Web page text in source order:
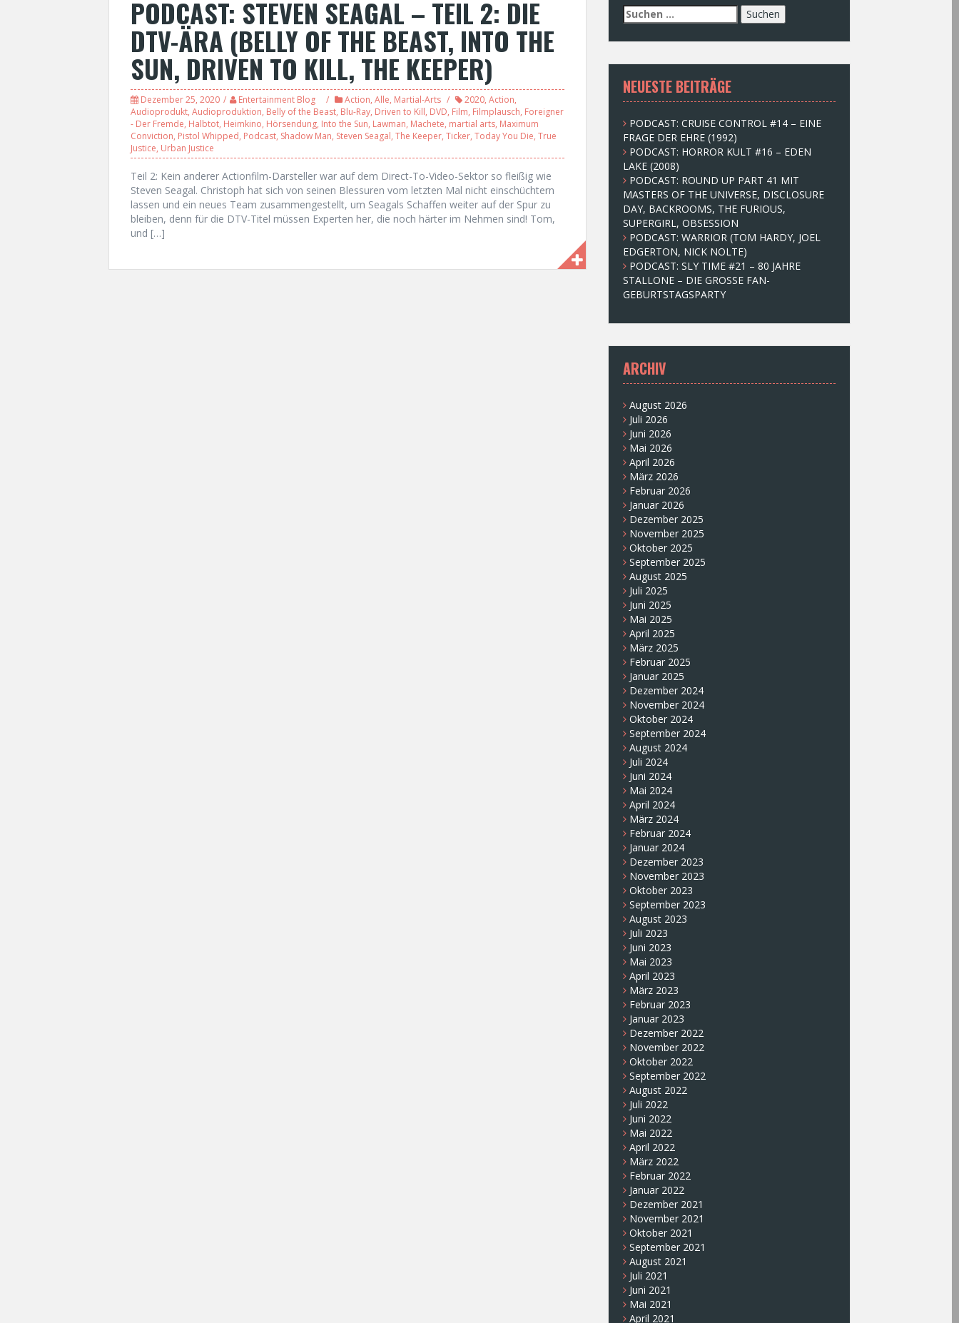
PODCAST: STEVEN SEAGAL – TEIL 2: DIE
DTV-ÄRA (BELLY OF THE BEAST, INTO THE
SUN, DRIVEN TO KILL, THE KEEPER)
Dezember 25, 2020 Entertainment Blog Action, Alle, Martial-Arts 2020, Action,
Audioprodukt, Audioproduktion, Belly of the Beast, Blu-Ray, Driven to Kill, DVD, Film, Filmplausch, Foreigner
- Der Fremde, Halbtot, Heimkino, Hörsendung, Into the Sun, Lawman, Machete, martial arts, Maximum
Conviction, Pistol Whipped, Podcast, Shadow Man, Steven Seagal, The Keeper, Ticker, Today You Die, True
Justice, Urban Justice
Teil 2: Kein anderer Actionfilm-Darsteller war auf dem Direct-To-Video-Sektor so fleißig wie
Steven Seagal. Christoph hat sich von seinen Blessuren vom letzten Mal nicht einschüchtern
lassen und ein neues Team zusammengestellt, um Seagals Schaffen weiter auf der Spur zu
bleiben, denn für die DTV-Titel müssen Experten her, die noch härter im Nehmen sind! Tom,
und […]
S
u
c
e
n
n
c
h
:
NEUESTE BEITRÄGE
PODCAST: CRUISE CONTROL #14 – EINE
FRAGE DER EHRE (1992)
PODCAST: HORROR KULT #16 – EDEN
LAKE (2008)
PODCAST: ROUND UP PART 41 MIT
MASTERS OF THE UNIVERSE, DISCLOSURE
DAY, BACKROOMS, THE FURIOUS,
SUPERGIRL, OBSESSION
PODCAST: WARRIOR (TOM HARDY, JOEL
EDGERTON, NICK NOLTE)
PODCAST: SLY TIME #21 – 80 JAHRE
STALLONE – DIE GROSSE FAN-
GEBURTSTAGSPARTY
ARCHIV
August 2026
Juli 2026
Juni 2026
Mai 2026
April 2026
März 2026
Februar 2026
Januar 2026
Dezember 2025
November 2025
Oktober 2025
September 2025
August 2025
Juli 2025
Juni 2025
Mai 2025
April 2025
März 2025
Februar 2025
Januar 2025
Dezember 2024
November 2024
Oktober 2024
September 2024
August 2024
Juli 2024
Juni 2024
Mai 2024
April 2024
März 2024
Februar 2024
Januar 2024
Dezember 2023
November 2023
Oktober 2023
September 2023
August 2023
Juli 2023
Juni 2023
Mai 2023
April 2023
März 2023
Februar 2023
Januar 2023
Dezember 2022
November 2022
Oktober 2022
September 2022
August 2022
Juli 2022
Juni 2022
Mai 2022
April 2022
März 2022
Februar 2022
Januar 2022
Dezember 2021
November 2021
Oktober 2021
September 2021
August 2021
Juli 2021
Juni 2021
Mai 2021
April 2021